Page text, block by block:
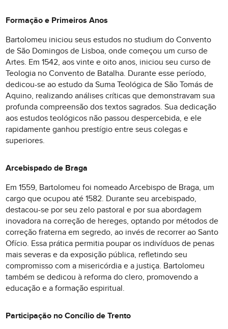
Formação e Primeiros Anos
Bartolomeu iniciou seus estudos no studium do Convento
de São Domingos de Lisboa, onde começou um curso de
Artes. Em 1542, aos vinte e oito anos, iniciou seu curso de
Teologia no Convento de Batalha. Durante esse período,
dedicou-se ao estudo da Suma Teológica de São Tomás de
Aquino, realizando análises críticas que demonstravam sua
profunda compreensão dos textos sagrados. Sua dedicação
aos estudos teológicos não passou despercebida, e ele
rapidamente ganhou prestígio entre seus colegas e
superiores.
Arcebispado de Braga
Em 1559, Bartolomeu foi nomeado Arcebispo de Braga, um
cargo que ocupou até 1582. Durante seu arcebispado,
destacou-se por seu zelo pastoral e por sua abordagem
inovadora na correção de hereges, optando por métodos de
correção fraterna em segredo, ao invés de recorrer ao Santo
Ofício. Essa prática permitia poupar os indivíduos de penas
mais severas e da exposição pública, refletindo seu
compromisso com a misericórdia e a justiça. Bartolomeu
também se dedicou à reforma do clero, promovendo a
educação e a formação espiritual.
Participação no Concílio de Trento